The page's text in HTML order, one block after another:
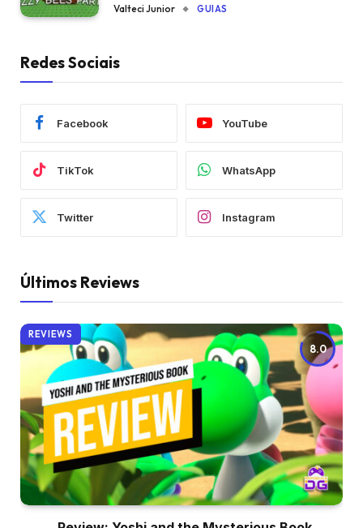
Valteci Junior GUIAS
Redes Sociais
Facebook YouTube
TikTok WhatsApp
Twitter Instagram
Últimos Reviews
8.0
REVIEWS